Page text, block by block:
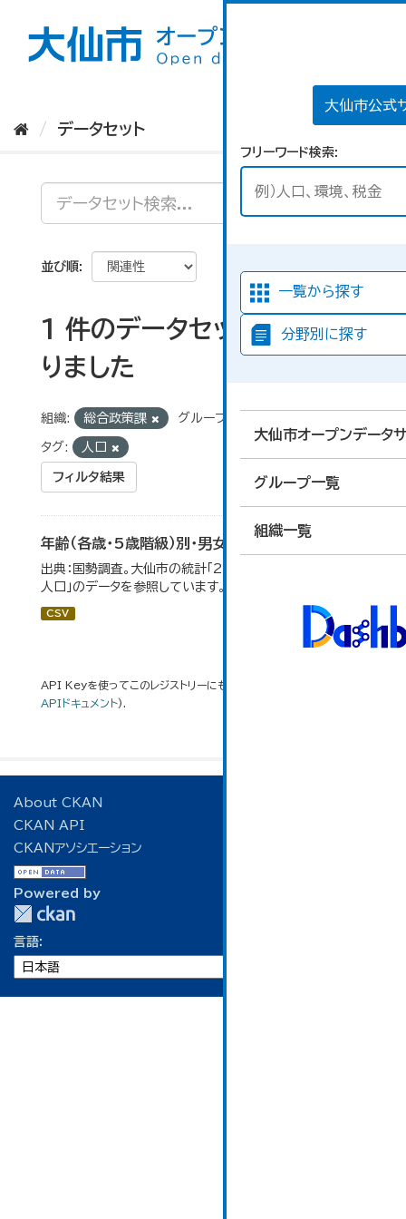
大仙市公式
フリーワード検索
一覧から探す
分野別に探す
大仙市オープンデータ
グループ一覧
組織一覧
データセット
並び順
1 件のデータセットが見つか
りました
組織: 総合政策課 グループ:
タグ: 人口
フィルタ結果
年齢（各歳・5歳階級）別・男女別人口
出典：国勢調査。大仙市の統計「2-1 年齢（各歳）別・男女別
人口」のデータを参照しています。
CSV
API Keyを使ってこのレジストリーにもアクセス可能です
APIドキュメント).
About CKAN
CKAN API
CKANアソシエーション
Powered by
言語